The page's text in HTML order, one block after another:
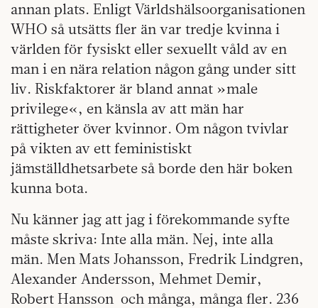
annan plats. Enligt Världshälsoorganisationen
WHO så utsätts fler än var tredje kvinna i
världen för fysiskt eller sexuellt våld av en
man i en nära relation någon gång under sitt
liv. Riskfaktorer är bland annat »male
privilege«, en känsla av att män har
rättigheter över kvinnor. Om någon tvivlar
på vikten av ett feministiskt
jämställdhetsarbete så borde den här boken
kunna bota.
Nu känner jag att jag i förekommande syfte
måste skriva: Inte alla män. Nej, inte alla
män. Men Mats Johansson, Fredrik Lindgren,
Alexander Andersson, Mehmet Demir,
Robert Hansson och många, många fler. 236